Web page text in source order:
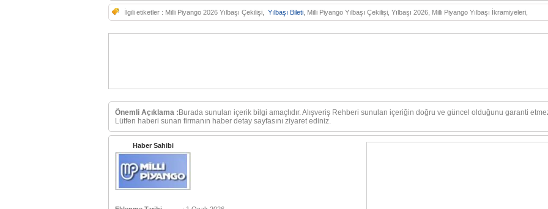
İlgili etiketler : Milli Piyango 2026 Yılbaşı Çekilişi, Yılbaşı Bileti , Milli Piyango Yılbaşı Çekilişi, Yılbaşı 2026, Milli Piyango Yılbaşı İkramiyeleri,
Önemli Açıklama : Burada sunulan içerik bilgi amaçlıdır. Alışveriş Rehberi sunulan içeriğin doğru ve güncel olduğunu garanti
Lütfen haberi sunan firmanın haber detay sayfasını ziyaret ediniz.
Haber Sahibi